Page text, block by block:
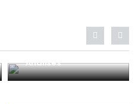
Análises